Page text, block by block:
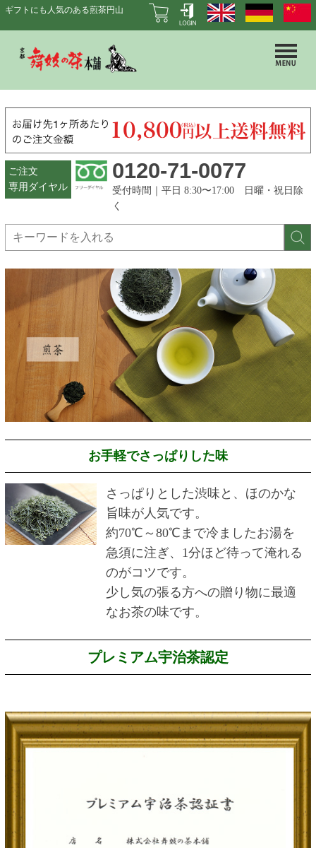
ギフトにも人気のある煎茶円山
ご注文
専用ダイヤル
0120-71-0077
受付時間｜平日 8:30〜17:00 日曜・祝日除
く
お手軽でさっぱりした味
さっぱりとした渋味と、ほのかな
旨味が人気です。
約70℃～80℃まで冷ましたお湯を
急須に注ぎ、1分ほど待って淹れる
のがコツです。
少し気の張る方への贈り物に最適
なお茶の味です。
プレミアム宇治茶認定